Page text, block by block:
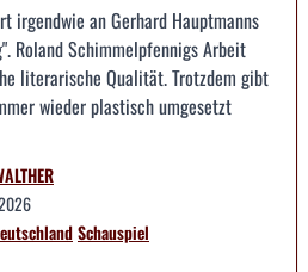
irgendwie an Gerhard Hauptmanns
Roland Schimmelpfennigs Arbeit
literarische Qualität. Trotzdem gibt
wieder plastisch umgesetzt
Schauspiel